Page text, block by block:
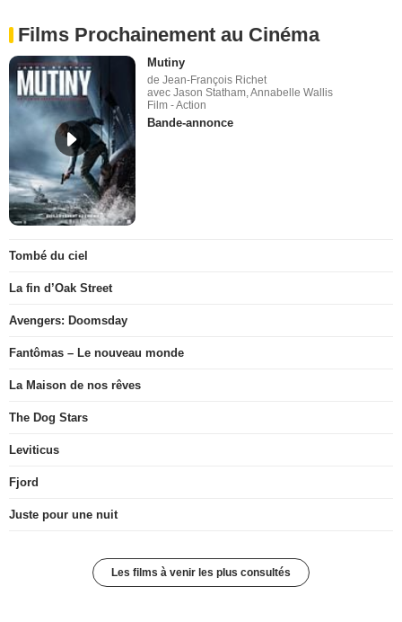
Films Prochainement au Cinéma
Mutiny
de Jean-François Richet
avec Jason Statham, Annabelle Wallis
Film - Action
Bande-annonce
Tombé du ciel
La fin d’Oak Street
Avengers: Doomsday
Fantômas – Le nouveau monde
La Maison de nos rêves
The Dog Stars
Leviticus
Fjord
Juste pour une nuit
Les films à venir les plus consultés